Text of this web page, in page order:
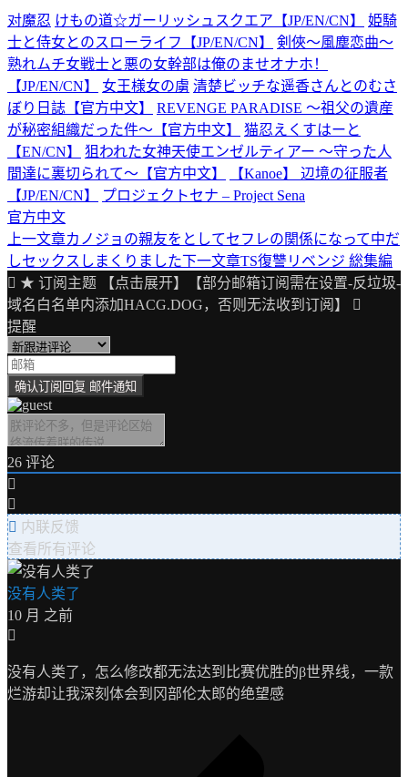
对魔忍 けもの道☆ガーリッシュスクエア【JP/EN/CN】
姫騎
士と侍女とのスローライフ【JP/EN/CN】
剣俠〜風塵恋曲〜
熟れムチ女戦士と悪の女幹部は俺のませオナホ！
【JP/EN/CN】
女王様女の虜 清楚ビッチな遥香さんとのむさ
ぼり日誌【官方中文】
REVENGE PARADISE 〜祖父の遺産
が秘密組織だった件〜【官方中文】
猫忍えくすはーと
【EN/CN】
狙われた女神天使エンゼルティアー ～守った人
間達に裏切られて～【官方中文】
【Kanoe】 辺境の征服者
【JP/EN/CN】
プロジェクトセナ – Project Sena
官方中文
文
章
导
航
上一文章カノジョの親友をとしてセフレの関係になって中だ
しセックスしまくりました下一文章TS復讐リベンジ 総集編
★ 订阅主题 【点击展开】【部分邮箱订阅需在设置-反垃圾-
域名白名单内添加HACG.DOG，否则无法收到订阅】
提醒
26 评论
内联反馈
查看所有评论
没有人类了
10 月 之前
没有人类了，怎么修改都无法达到比赛优胜的β世界线，一款
烂游却让我深刻体会到冈部伦太郎的绝望感